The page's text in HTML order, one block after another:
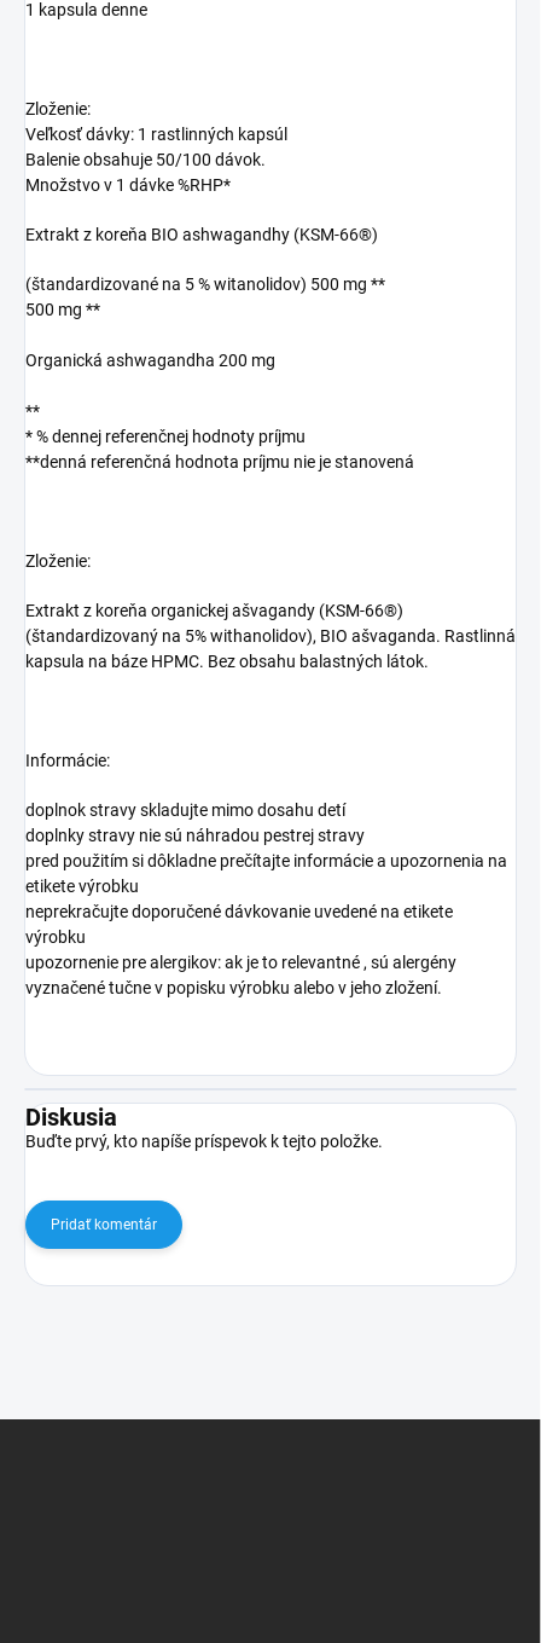
1 kapsula denne
Zloženie:
Veľkosť dávky: 1 rastlinných kapsúl
Balenie obsahuje 50/100 dávok.
Množstvo v 1 dávke %RHP*
Extrakt z koreňa BIO ashwagandhy (KSM-66®)
(štandardizované na 5 % witanolidov) 500 mg **
500 mg **
Organická ashwagandha 200 mg
**
* % dennej referenčnej hodnoty príjmu
**denná referenčná hodnota príjmu nie je stanovená
Zloženie:
Extrakt z koreňa organickej ašvagandy (KSM-66®)
(štandardizovaný na 5% withanolidov), BIO ašvaganda. Rastlinná
kapsula na báze HPMC. Bez obsahu balastných látok.
Informácie:
doplnok stravy skladujte mimo dosahu detí
doplnky stravy nie sú náhradou pestrej stravy
pred použitím si dôkladne prečítajte informácie a upozornenia na
etikete výrobku
neprekračujte doporučené dávkovanie uvedené na etikete
výrobku
upozornenie pre alergikov: ak je to relevantné , sú alergény
vyznačené tučne v popisku výrobku alebo v jeho zložení.
Diskusia
Buďte prvý, kto napíše príspevok k tejto položke.
Pridať komentár